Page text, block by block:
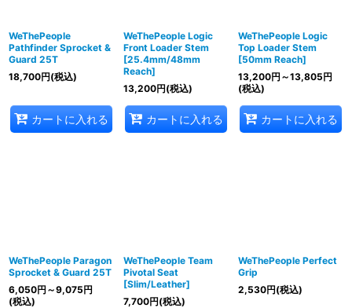
WeThePeople
Pathfinder Sprocket &
Guard 25T
18,700円(税込)
カートに入れる
WeThePeople Logic
Front Loader Stem
[25.4mm/48mm
Reach]
13,200円(税込)
カートに入れる
WeThePeople Logic
Top Loader Stem
[50mm Reach]
13,200円 ～13,805円
(税込)
カートに入れる
WeThePeople Paragon
Sprocket & Guard 25T
6,050円 ～9,075円
(税込)
WeThePeople Team
Pivotal Seat
[Slim/Leather]
7,700円(税込)
WeThePeople Perfect
Grip
2,530円(税込)